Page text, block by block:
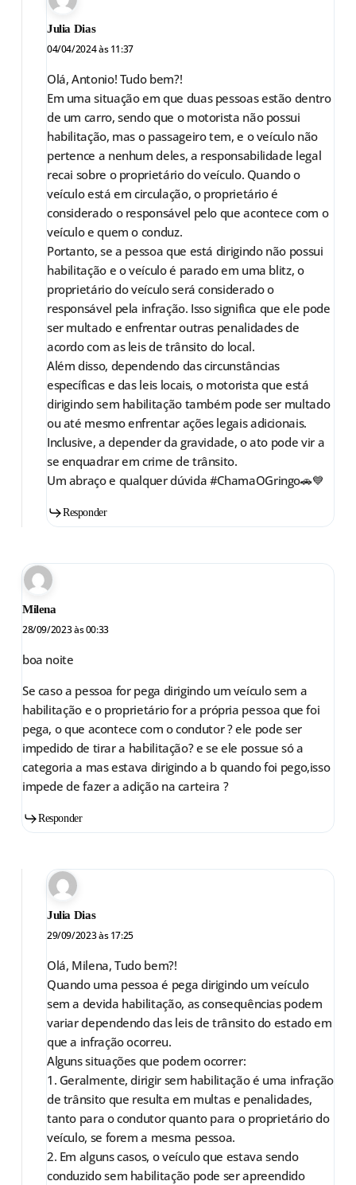
Julia Dias
04/04/2024 às 11:37
Olá, Antonio! Tudo bem?!
Em uma situação em que duas pessoas estão dentro
de um carro, sendo que o motorista não possui
habilitação, mas o passageiro tem, e o veículo não
pertence a nenhum deles, a responsabilidade legal
recai sobre o proprietário do veículo. Quando o
veículo está em circulação, o proprietário é
considerado o responsável pelo que acontece com o
veículo e quem o conduz.
Portanto, se a pessoa que está dirigindo não possui
habilitação e o veículo é parado em uma blitz, o
proprietário do veículo será considerado o
responsável pela infração. Isso significa que ele pode
ser multado e enfrentar outras penalidades de
acordo com as leis de trânsito do local.
Além disso, dependendo das circunstâncias
específicas e das leis locais, o motorista que está
dirigindo sem habilitação também pode ser multado
ou até mesmo enfrentar ações legais adicionais.
Inclusive, a depender da gravidade, o ato pode vir a
se enquadrar em crime de trânsito.
Um abraço e qualquer dúvida #ChamaOGringo🚗💙
Responder
Milena
28/09/2023 às 00:33
boa noite
Se caso a pessoa for pega dirigindo um veículo sem a
habilitação e o proprietário for a própria pessoa que foi
pega, o que acontece com o condutor ? ele pode ser
impedido de tirar a habilitação? e se ele possue só a
categoria a mas estava dirigindo a b quando foi pego,isso
impede de fazer a adição na carteira ?
Responder
Julia Dias
29/09/2023 às 17:25
Olá, Milena, Tudo bem?!
Quando uma pessoa é pega dirigindo um veículo
sem a devida habilitação, as consequências podem
variar dependendo das leis de trânsito do estado em
que a infração ocorreu.
Alguns situações que podem ocorrer:
1. Geralmente, dirigir sem habilitação é uma infração
de trânsito que resulta em multas e penalidades,
tanto para o condutor quanto para o proprietário do
veículo, se forem a mesma pessoa.
2. Em alguns casos, o veículo que estava sendo
conduzido sem habilitação pode ser apreendido